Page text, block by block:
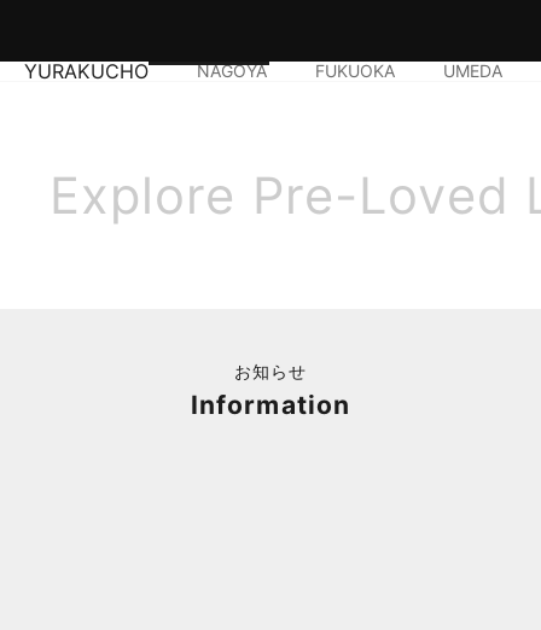
YURAKUCHO NAGOYA FUKUOKA UMEDA
Explore Pre-Loved
お知らせ
Information